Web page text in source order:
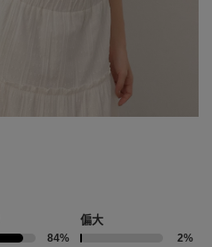
84%
偏大
2%